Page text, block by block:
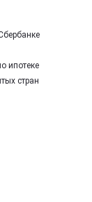
ипотеке
стран